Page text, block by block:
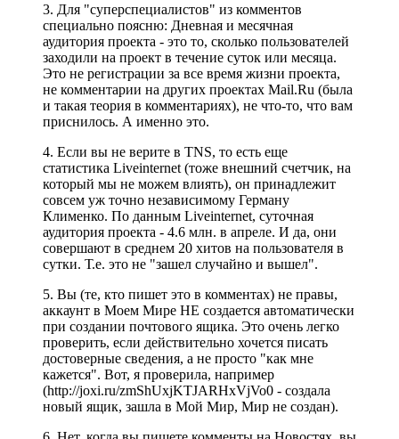
3. Для "суперспециалистов" из комментов
специально поясню: Дневная и месячная
аудитория проекта - это то, сколько пользователей
заходили на проект в течение суток или месяца.
Это не регистрации за все время жизни проекта,
не комментарии на других проектах Mail.Ru (была
и такая теория в комментариях), не что-то, что вам
приснилось. А именно это.
4. Если вы не верите в TNS, то есть еще
статистика Liveinternet (тоже внешний счетчик, на
который мы не можем влиять), он принадлежит
совсем уж точно независимому Герману
Клименко. По данным Liveinternet, суточная
аудитория проекта - 4.6 млн. в апреле. И да, они
совершают в среднем 20 хитов на пользователя в
сутки. Т.е. это не "зашел случайно и вышел".
5. Вы (те, кто пишет это в комментах) не правы,
аккаунт в Моем Мире НЕ создается автоматически
при создании почтового ящика. Это очень легко
проверить, если действительно хочется писать
достоверные сведения, а не просто "как мне
кажется". Вот, я проверила, например
(http://joxi.ru/zmShUxjKTJARHxVjVo0 - создала
новый ящик, зашла в Мой Мир, Мир не создан).